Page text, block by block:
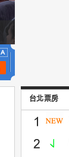
台北票房